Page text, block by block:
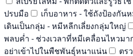
ปรบมือ
เก็บอาหาร - ใช้ถังป้องกั
เดินเป็นกลุ่ม - หมีหลีกเลี่ยงกลุ่มใหญ่
พลบค่ำ - ช่วงเวลาที่หมีเคลื่อนไหวม
อย่าเข้าไปในพืชพันธุ์หนาแน่น
ตร